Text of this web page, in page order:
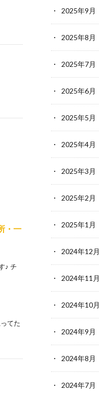
・一
♪ チ
てた
2025年9月
2025年8月
2025年7月
2025年6月
2025年5月
2025年4月
2025年3月
2025年2月
2025年1月
2024年12月
2024年11月
2024年10月
2024年9月
2024年8月
2024年7月